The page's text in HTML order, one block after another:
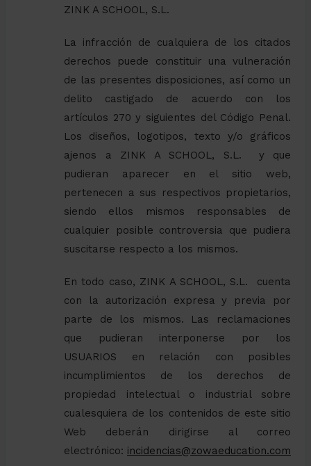
ZINK A SCHOOL, S.L.
La infracción de cualquiera de los citados
derechos puede constituir una vulneración
de las presentes disposiciones, así como un
delito castigado de acuerdo con los
artículos 270 y siguientes del Código Penal.
Los diseños, logotipos, texto y/o gráficos
ajenos a ZINK A SCHOOL, S.L. y que
pudieran aparecer en el sitio web,
pertenecen a sus respectivos propietarios,
siendo ellos mismos responsables de
cualquier posible controversia que pudiera
suscitarse respecto a los mismos.
En todo caso, ZINK A SCHOOL, S.L. cuenta
con la autorización expresa y previa por
parte de los mismos. Las reclamaciones
que pudieran interponerse por los
USUARIOS en relación con posibles
incumplimientos de los derechos de
propiedad intelectual o industrial sobre
cualesquiera de los contenidos de este sitio
Web deberán dirigirse al correo
electrónico: incidencias@zowaeducation.com